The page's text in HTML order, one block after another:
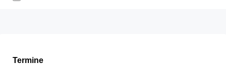
Termine